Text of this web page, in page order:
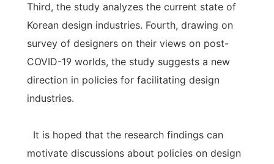
Third, the study analyzes the current state of
Korean design industries. Fourth, drawing on
survey of designers on their views on post-
COVID-19 worlds, the study suggests a new
direction in policies for facilitating design
industries.
It is hoped that the research findings can
motivate discussions about policies on design